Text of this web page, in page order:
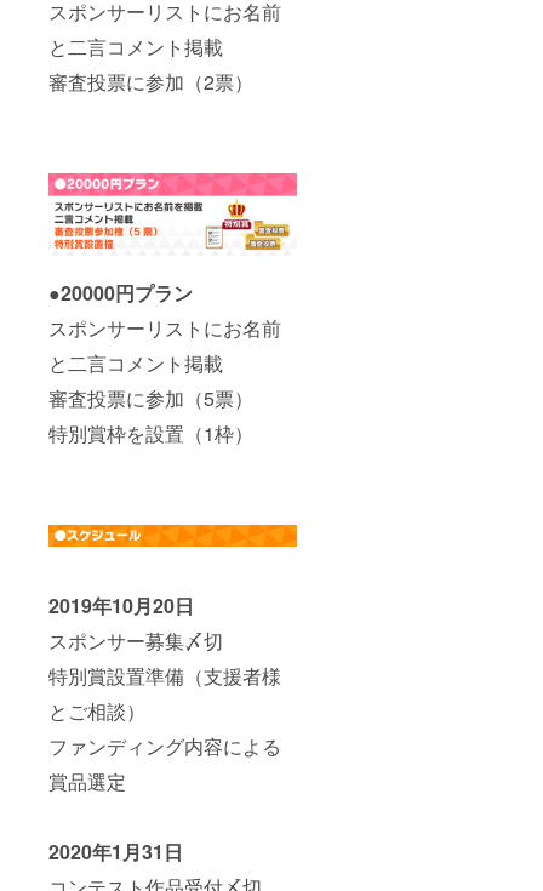
スポンサーリストにお名前
と二言コメント掲載
審査投票に参加（2票）
●20000円プラン
スポンサーリストにお名前
と二言コメント掲載
審査投票に参加（5票）
特別賞枠を設置（1枠）
2019年10月20日
スポンサー募集〆切
特別賞設置準備（支援者様
とご相談）
ファンディング内容による
賞品選定
2020年1月31日